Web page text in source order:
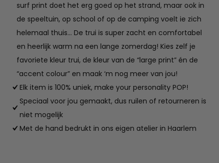
surf print doet het erg goed op het strand, maar ook in
de speeltuin, op school of op de camping voelt ie zich
helemaal thuis… De trui is super zacht en comfortabel
en heerlijk warm na een lange zomerdag! Kies zelf je
favoriete kleur trui, de kleur van de “large print” én de
“accent colour” en maak ‘m nog meer van jou!
Elk item is 100% uniek, make your personality POP!
Speciaal voor jou gemaakt, dus ruilen of retourneren is
niet mogelijk
Met de hand bedrukt in ons eigen atelier in Haarlem